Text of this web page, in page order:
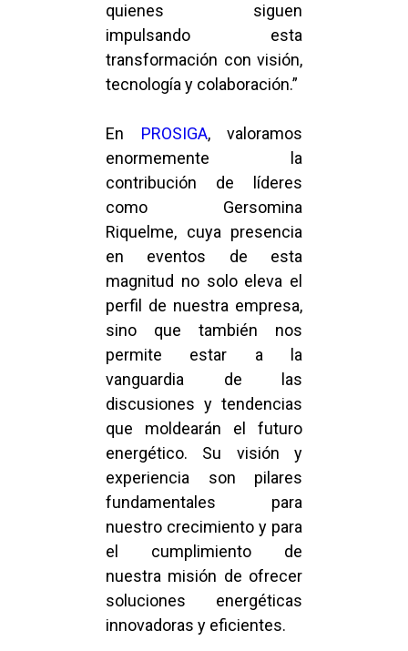
quienes siguen
impulsando esta
transformación con visión,
tecnología y colaboración.”
En PROSIGA, valoramos
enormemente la
contribución de líderes
como Gersomina
Riquelme, cuya presencia
en eventos de esta
magnitud no solo eleva el
perfil de nuestra empresa,
sino que también nos
permite estar a la
vanguardia de las
discusiones y tendencias
que moldearán el futuro
energético. Su visión y
experiencia son pilares
fundamentales para
nuestro crecimiento y para
el cumplimiento de
nuestra misión de ofrecer
soluciones energéticas
innovadoras y eficientes.